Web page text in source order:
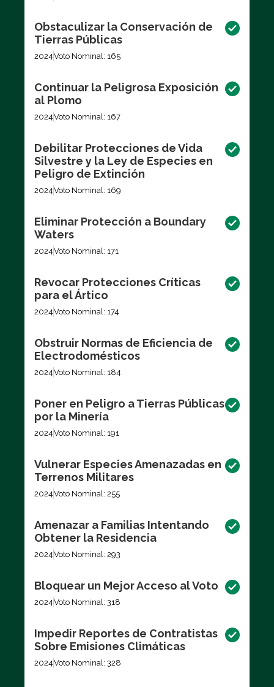
Obstaculizar la Conservación de
Tierras Públicas
2024Voto Nominal: 165
Continuar la Peligrosa Exposición
al Plomo
2024Voto Nominal: 167
Debilitar Protecciones de Vida
Silvestre y la Ley de Especies en
Peligro de Extinción
2024Voto Nominal: 169
Eliminar Protección a Boundary
Waters
2024Voto Nominal: 171
Revocar Protecciones Críticas
para el Ártico
2024Voto Nominal: 174
Obstruir Normas de Eficiencia de
Electrodomésticos
2024Voto Nominal: 184
Poner en Peligro a Tierras Públicas
por la Minería
2024Voto Nominal: 191
Vulnerar Especies Amenazadas en
Terrenos Militares
2024Voto Nominal: 255
Amenazar a Familias Intentando
Obtener la Residencia
2024Voto Nominal: 293
Bloquear un Mejor Acceso al Voto
2024Voto Nominal: 318
Impedir Reportes de Contratistas
Sobre Emisiones Climáticas
2024Voto Nominal: 328